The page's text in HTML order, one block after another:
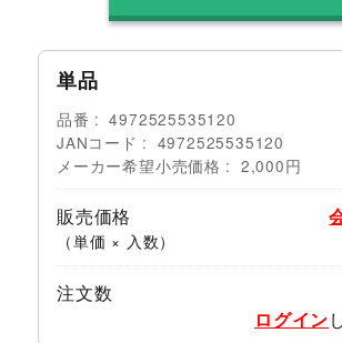
単品
品番
4972525535120
JANコード
4972525535120
メーカー希望小売価格
2,000円
販売価格
（単価 × 入数）
注文数
ログイン